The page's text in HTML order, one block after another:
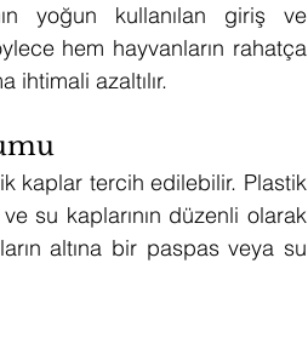
yoğun kullanılan giriş ve
hem hayvanların rahatça
ihtimali azaltılır.
kaplar tercih edilebilir. Plastik
su kaplarının düzenli olarak
altına bir paspas veya su